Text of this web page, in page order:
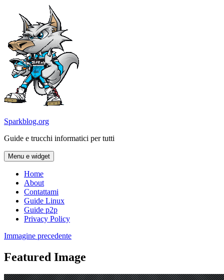
contenuto
Sparkblog.org
Guide e trucchi informatici per tutti
Menu e widget
Home
About
Contattami
Guide Linux
Guide p2p
Privacy Policy
Immagine precedente
Featured Image